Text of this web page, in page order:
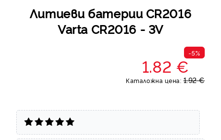
Литиеви батерии CR2016
Varta CR2016 - 3V
-5%
1.82 €
Каталожна цена: 1.92 €